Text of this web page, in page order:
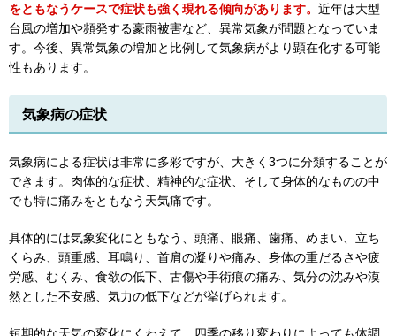
をともなうケースで症状も強く現れる傾向があります。 近年は大型
台風の増加や頻発する豪雨被害など、異常気象が問題となっていま
す。今後、異常気象の増加と比例して気象病がより顕在化する可能
性もあります。
気象病の症状
気象病による症状は非常に多彩ですが、大きく3つに分類することが
できます。肉体的な症状、精神的な症状、そして身体的なものの中
でも特に痛みをともなう天気痛です。
具体的には気象変化にともなう、頭痛、眼痛、歯痛、めまい、立ち
くらみ、頭重感、耳鳴り、首肩の凝りや痛み、身体の重だるさや疲
労感、むくみ、食欲の低下、古傷や手術痕の痛み、気分の沈みや漠
然とした不安感、気力の低下などが挙げられます。